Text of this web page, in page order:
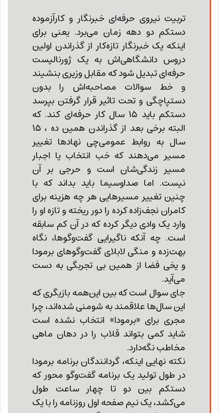
تربیت نیروی حرفه‌ای خبرنگار و کارآزموده
دستکم دو دهه زمان می‌برد. یعنی برای
اینکه یک خبرنگار تازه‌کار از گذراندن اولین
دروس دانشگاهی‌اش به یک ژورنالیست
حرفه‌ای تبدیل شود که مقابل وزیری بنشیند
و خط سوالات مصاحبه‌اش را بدون
دستپاچگی و تحت تاثیر قرار گرفتن بپرسد
دستکم باید ۱۵ سال کار حرفه‌ای کند. که
البته برخی بعد از گذراندن همین ده ، ۱۵
سال به روابط عمومی‌چی نهادها تغییر
مسیر می‌دهند که خب انتخاب یا اجبار
مسیر زندگی‌شان است و حرجی بر آن
نیست. اما صداوسیما باید بداند که با
چنین تغییر مسیرهایی هر چه هزینه برای
کامران نجف‌زاده کرده را دور ریخته و تازه او را
وارد یک وادی دیگر کرده که در آن کم سابقه
است. چه آنکه ناگیرایی گفت‌وگوها، نگاه
بهت‌زده و منگی‌ لابلای گفت‌وگوهای برمودا
و یخی فضا از همین بی تجربگی به دست
می‌آید.
جای سوال است که بین این‌همه بازیگری که
این سال‌ها علاقمند به شومنی شده‌اند، چرا
مجری برای «برمودا» انتخاب نشده است
شاید کمی بتواند قلاب را در دهان ماهی
مخاطب نگه‌دارد.
نکته نهایی اینکه، گردانندگان برنامه برمودا
در طول تولید یک برنامه گفت‌وگو محور که
دستکم بین دو تا چهار ساعت طول
می‌کشد، یک نیم صفحه اول روزنامه را با یک